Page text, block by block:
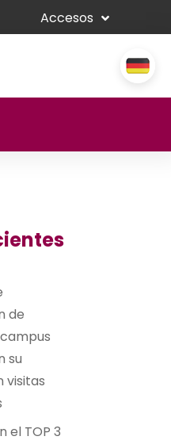
Accesos
de
su
visitas
el TOP 3